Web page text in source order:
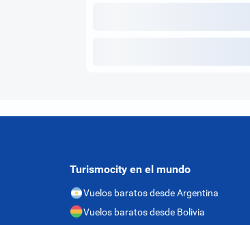
Turismocity en el mundo
Vuelos baratos desde Argentina
Vuelos baratos desde Bolivia